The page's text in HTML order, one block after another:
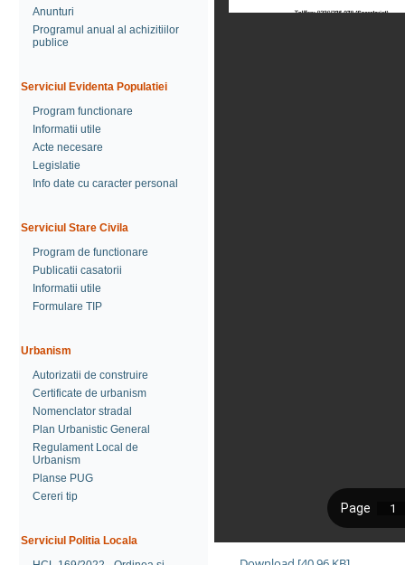
Anunturi
Programul anual al achizitiilor
publice
Serviciul Evidenta Populatiei
Program functionare
Informatii utile
Acte necesare
Legislatie
Info date cu caracter personal
Serviciul Stare Civila
Program de functionare
Publicatii casatorii
Informatii utile
Formulare TIP
Urbanism
Autorizatii de construire
Certificate de urbanism
Nomenclator stradal
Plan Urbanistic General
Regulament Local de
Urbanism
Planse PUG
Cereri tip
Serviciul Politia Locala